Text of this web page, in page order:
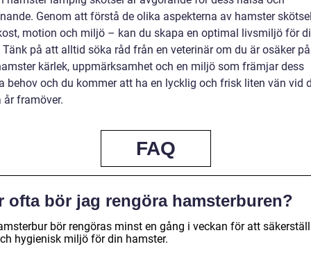
Genom att förstå de olika aspekterna av hamster
motion och miljö – kan du skapa en optimal livsmiljö för
Tänk på att alltid söka råd från en veterinär om du är osäker
kärlek, uppmärksamhet och en miljö som främjar dess
behov och du kommer att ha en lycklig och frisk liten vän vid
år framöver.
FAQ
ofta bör jag rengöra hamsterburen?
bör rengöras minst en gång i veckan för att
hygienisk miljö för din hamster.